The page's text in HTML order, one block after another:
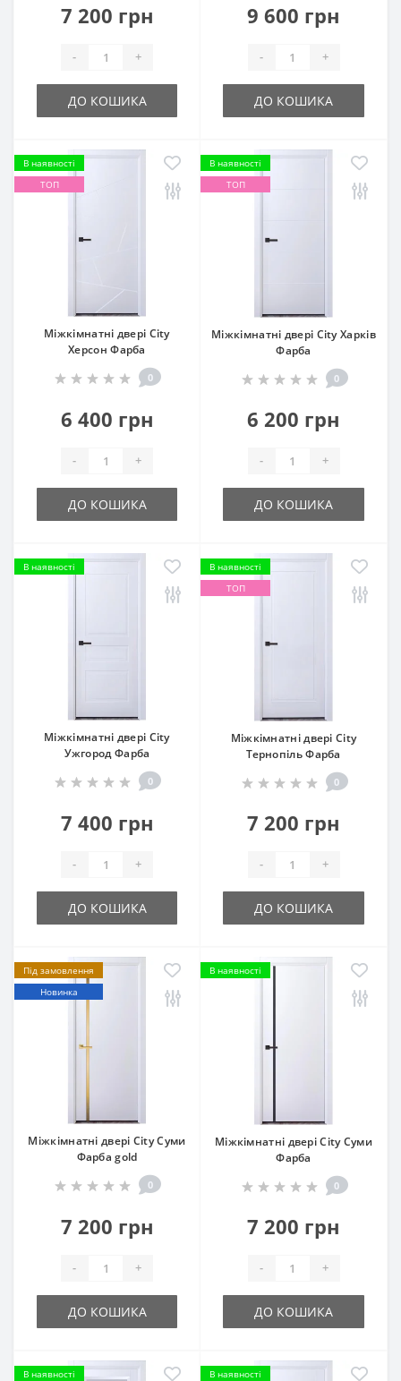
7 200 грн
- +
ДО КОШИКА
9 600 грн
- +
ДО КОШИКА
В наявності
ТОП
Міжкімнатні двері City
Херсон Фарба
0
6 400 грн
- +
ДО КОШИКА
В наявності
ТОП
Міжкімнатні двері City Харків
Фарба
0
6 200 грн
- +
ДО КОШИКА
В наявності
Міжкімнатні двері City
Ужгород Фарба
0
7 400 грн
- +
ДО КОШИКА
В наявності
ТОП
Міжкімнатні двері City
Тернопіль Фарба
0
7 200 грн
- +
ДО КОШИКА
Під замовлення
Новинка
Міжкімнатні двері City Суми
Фарба gold
0
7 200 грн
- +
ДО КОШИКА
В наявності
Міжкімнатні двері City Суми
Фарба
0
7 200 грн
- +
ДО КОШИКА
В наявності В наявності